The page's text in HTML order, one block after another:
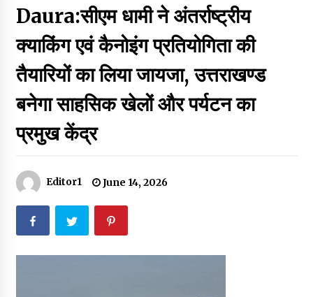
Thought Of The Day 6 September
September 6, 2023
Thought Of The Day 18 May
May 17, 2022
Thought Of The Day 16 May
Daura:सीएम धामी ने अंतर्राष्ट्रीय
क्याकिंग एवं कैनोइंग प्रतियोगिता की
तैयारियों का लिया जायजा, उत्तराखण्ड
बनेगा साहसिक खेलों और पर्यटन का
प्रमुख केंद्र
Editor1 June 14, 2026